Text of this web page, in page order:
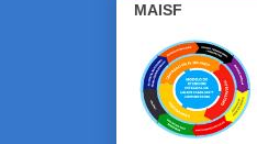
MAISF